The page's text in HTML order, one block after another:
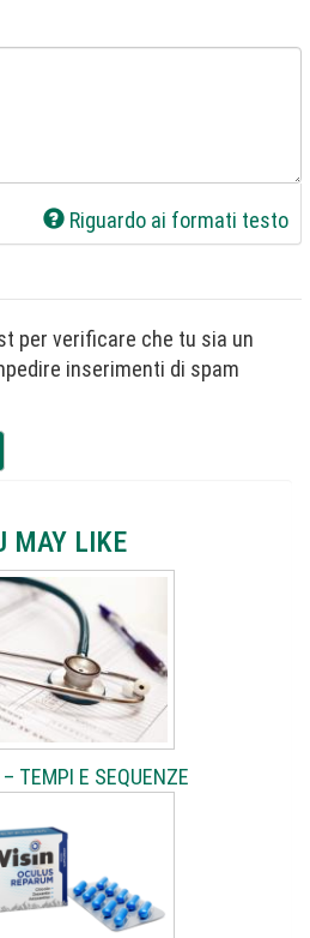
Riguardo ai formati testo
per verificare che tu sia un
inserimenti di spam
MAY LIKE
– TEMPI E SEQUENZE